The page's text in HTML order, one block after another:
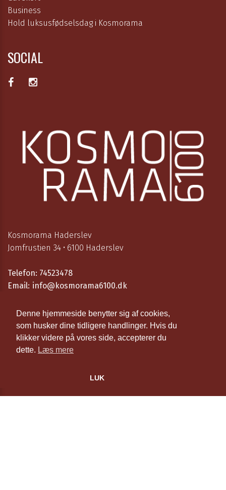
Denne hjemmeside benytter sig af cookies,
som husker dine tidligere handlinger. Hvis du
klikker videre på vores side, accepterer du
dette. Læs mere
LUK
Business
Hold luksusfødselsdag i Kosmorama
SOCIAL
Kosmorama Haderslev
Jomfrustien 34 • 6100 Haderslev
Telefon: 74523478
Email: info@kosmorama6100.dk
Cookie- og privatlivspolitik